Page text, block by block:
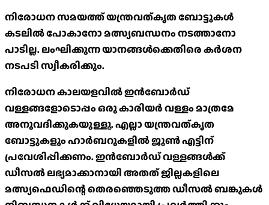
നിരോധന സമയത്ത് യന്ത്രവത്കൃത ബോട്ടുകള്‍
കടലില്‍ പോകാനോ മത്സ്യബന്ധനം നടത്താനോ
പാടില്ല. ലംഘിക്കുന്ന യാനങ്ങള്‍ക്കെതിരെ കര്‍ശന
നടപടി സ്വീകരിക്കും.
നിരോധന കാലയളവില്‍ ഇന്‍ബോര്‍ഡ്
വള്ളങ്ങളോടൊപ്പം ഒരു കാരിയര്‍ വള്ളം മാത്രമേ
അനുവദിക്കുകയുള്ളൂ. എല്ലാ യന്ത്രവത്കൃത
ബോട്ടുകളും ഹാര്‍ബറുകളില്‍ ജൂണ്‍ എട്ടിന്
പ്രവേശിപ്പിക്കണം. ഇന്‍ബോര്‍ഡ് വള്ളങ്ങള്‍ക്ക്
ഡീസല്‍ ലഭ്യമാക്കാനായി അതത് ജില്ലകളിലെ
മത്സ്യഫെഡിന്റെ തെരഞ്ഞെടുത്ത ഡീസല്‍ ബങ്കുകള്‍